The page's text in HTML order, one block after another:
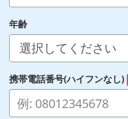
年齢
携帯電話番号(ハイフンなし)